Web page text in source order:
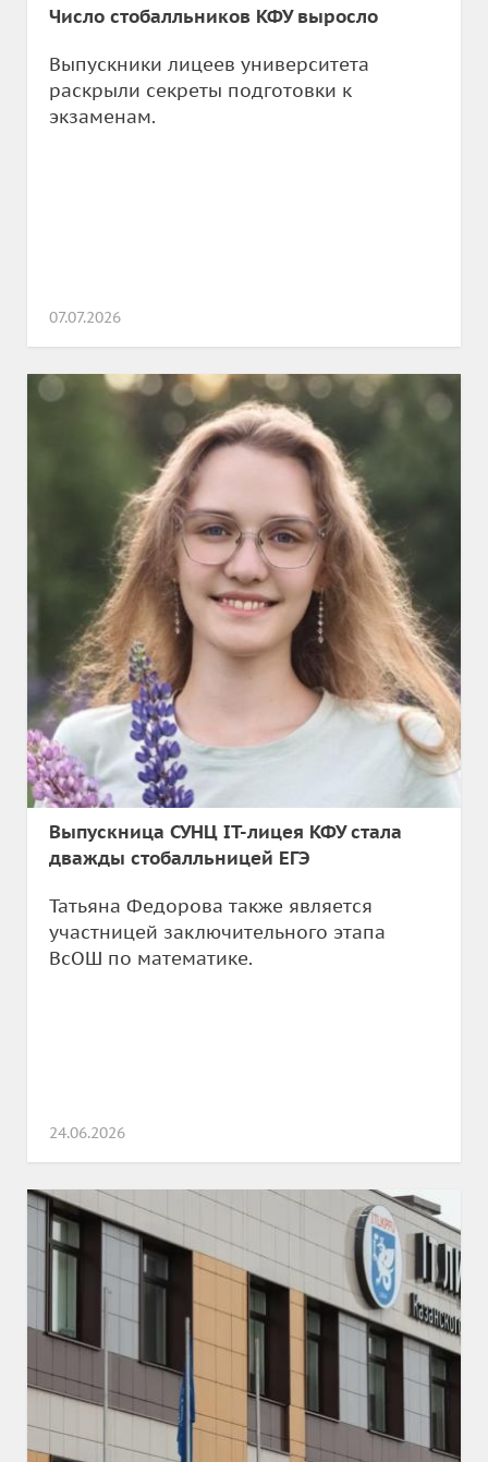
Число стобалльников КФУ выросло
Выпускники лицеев университета
раскрыли секреты подготовки к
экзаменам.
07.07.2026
Выпускница СУНЦ IT-лицея КФУ стала
дважды стобалльницей ЕГЭ
Татьяна Федорова также является
участницей заключительного этапа
ВсОШ по математике.
24.06.2026